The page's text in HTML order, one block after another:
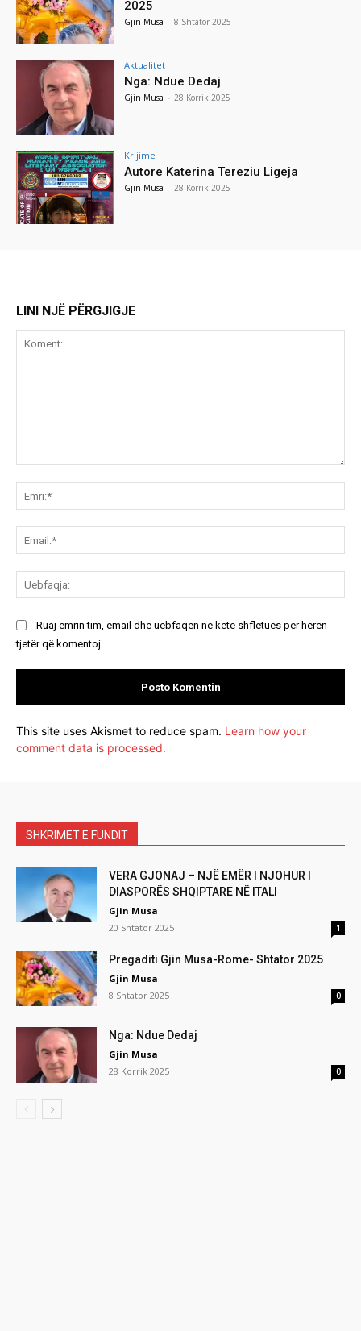
2025
Gjin Musa - 8 Shtator 2025
Aktualitet
Nga: Ndue Dedaj
Gjin Musa - 28 Korrik 2025
Krijime
Autore Katerina Tereziu Ligeja
Gjin Musa - 28 Korrik 2025
LINI NJË PËRGJIGJE
Ruaj emrin tim, email dhe uebfaqen në këtë shfletues për herën
tjetër që komentoj.
This site uses Akismet to reduce spam. Learn how your
comment data is processed.
SHKRIMET E FUNDIT
VERA GJONAJ – NJË EMËR I NJOHUR I
DIASPORËS SHQIPTARE NË ITALI
Gjin Musa
20 Shtator 2025
1
Pregaditi Gjin Musa-Rome- Shtator 2025
Gjin Musa
8 Shtator 2025
0
Nga: Ndue Dedaj
Gjin Musa
28 Korrik 2025
0